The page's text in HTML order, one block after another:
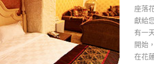
座落
獻給
有一
開始
在花